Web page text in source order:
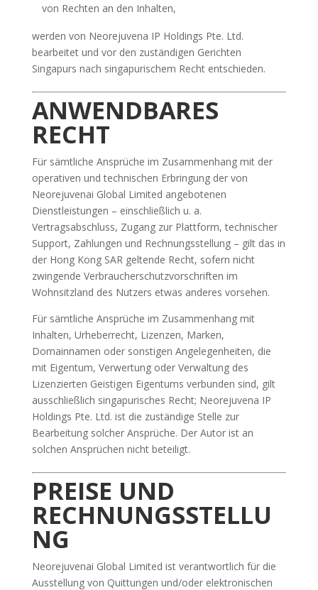
von Rechten an den Inhalten,
werden von Neorejuvena IP Holdings Pte. Ltd.
bearbeitet und vor den zuständigen Gerichten
Singapurs nach singapurischem Recht entschieden.
ANWENDBARES
RECHT
Für sämtliche Ansprüche im Zusammenhang mit der
operativen und technischen Erbringung der von
Neorejuvenai Global Limited angebotenen
Dienstleistungen – einschließlich u. a.
Vertragsabschluss, Zugang zur Plattform, technischer
Support, Zahlungen und Rechnungsstellung – gilt das in
der Hong Kong SAR geltende Recht, sofern nicht
zwingende Verbraucherschutzvorschriften im
Wohnsitzland des Nutzers etwas anderes vorsehen.
Für sämtliche Ansprüche im Zusammenhang mit
Inhalten, Urheberrecht, Lizenzen, Marken,
Domainnamen oder sonstigen Angelegenheiten, die
mit Eigentum, Verwertung oder Verwaltung des
Lizenzierten Geistigen Eigentums verbunden sind, gilt
ausschließlich singapurisches Recht; Neorejuvena IP
Holdings Pte. Ltd. ist die zuständige Stelle zur
Bearbeitung solcher Ansprüche. Der Autor ist an
solchen Ansprüchen nicht beteiligt.
PREISE UND
RECHNUNGSSTELLU
NG
Neorejuvenai Global Limited ist verantwortlich für die
Ausstellung von Quittungen und/oder elektronischen